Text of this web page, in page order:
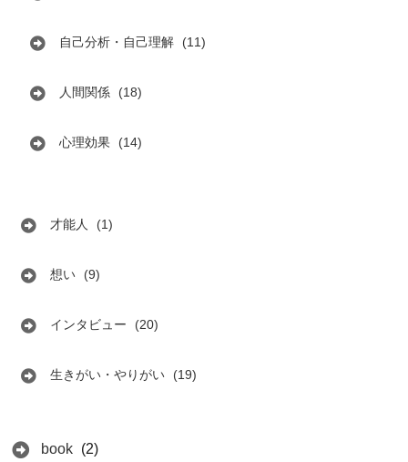
自己分析・自己理解 (11)
人間関係 (18)
心理効果 (14)
才能人 (1)
想い (9)
インタビュー (20)
生きがい・やりがい (19)
book (2)